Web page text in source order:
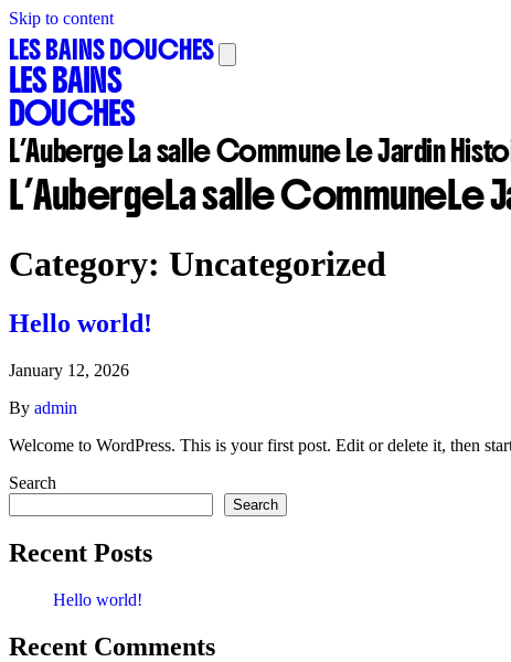
Skip to content
LES BAINS DOUCHES
LES BAINS
DOUCHES
L’Auberge La salle Commune Le Jardin
L’AubergeLa salle CommuneLe
Category: Uncategorized
Hello world!
January 12, 2026
By admin
Welcome to WordPress. This is your first post. Edit or delete it, then
Search
Search
Recent Posts
Hello world!
Recent Comments